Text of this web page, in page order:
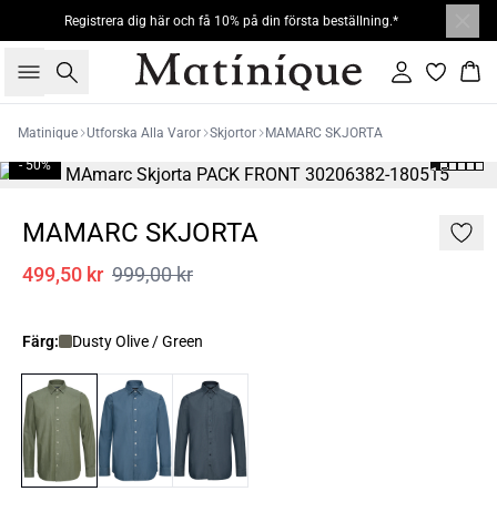
Registrera dig här och få 10% på din första beställning.*
Sök Logga in
Matinique Utforska Alla Varor Skjortor MAMARC SKJORTA
- 50%
MAMARC SKJORTA
499,50 kr 999,00 kr
Färg: Dusty Olive / Green